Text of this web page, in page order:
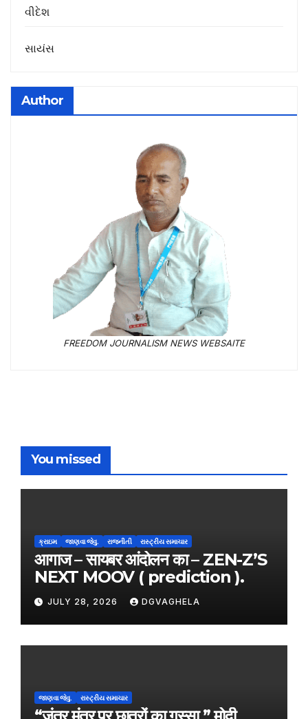
વીદેશ
સાયંસ
Author
FREEDOM JOURNALISM NEWS WEBSAITE
You missed
ક્રાઇમ જાણવા જેવુ. રાજનીતી રાસ્ટ્રીય સમાચાર
आगाज – सायबर आंदोलन का – ZEN-Z’S
NEXT MOOV ( prediction ).
JULY 28, 2026 DGVAGHELA
જાણવા જેવુ. રાસ્ટ્રીય સમાચાર